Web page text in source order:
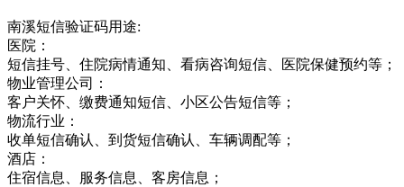
南溪短信验证码用途:
医院：
短信挂号、住院病情通知、看病咨询短信、医院保健预约等；
物业管理公司：
客户关怀、缴费通知短信、小区公告短信等；
物流行业：
收单短信确认、到货短信确认、车辆调配等；
酒店：
住宿信息、服务信息、客房信息；